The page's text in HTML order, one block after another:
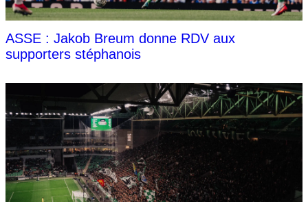
ASSE : Jakob Breum donne RDV aux
supporters stéphanois